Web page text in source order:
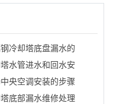
冷却塔底盘漏水的
冷却塔底盘漏水处理
水管进水和回水安
(冷却塔供回水管路
央空调安装的步骤
要求,商场中央空调
底部漏水维修处理